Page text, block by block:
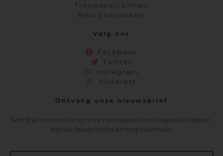
Trouwspecialisten
Beurs bezoeken
Volg ons
Facebook
Twitter
Instagram
Pinterest
Ontvang onze nieuwsbrief
Schrijf je in en ontvang onze nieuwsbrief met inspiratie, ideeën,
trends, tips en tricks en nog veel meer.